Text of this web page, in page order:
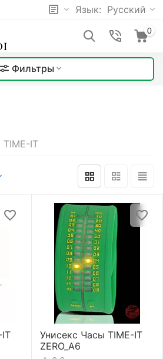
Язык: Русский
0
Фильтры
TIME-IT
Унисекс Часы TIME-IT
ZERO_A6